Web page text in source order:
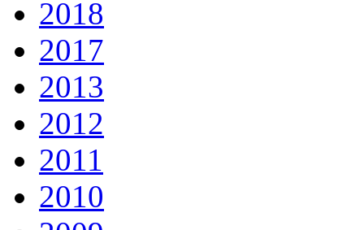
2018
2017
2013
2012
2011
2010